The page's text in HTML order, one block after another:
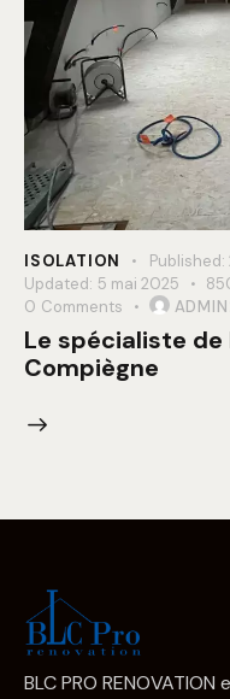
ISOLATION Published:
Updated: 5 mai 2025
0 Comments
Le spécialiste de
Compiègne
BLC PRO